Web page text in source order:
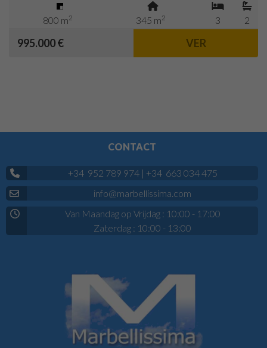
800 m2 345 m2 3 2
995.000 € VER
CONTACT
+34 952 789 974| +34 663 034 475
info@marbellissima.com
Van Maandag op Vrijdag : 10:00 - 17:00
Zaterdag : 10:00 - 13:00